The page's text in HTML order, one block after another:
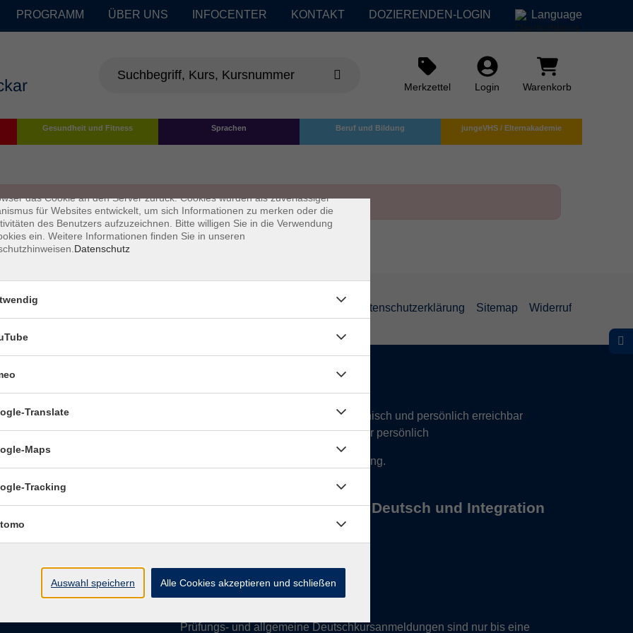
PROGRAMM ÜBER UNS INFOCENTER KONTAKT DOZIERENDEN-LOGIN Language
Merkzettel Login Warenkorb
Gesundheit und Fitness Sprachen Beruf und Bildung jungeVHS / Elternakademie
Datenschutzerklärung Sitemap Widerruf
Öffnungszeiten:
9–12.30 Uhr telefonisch und persönlich erreichbar
Mo–Do nachmittags:13.30–17 Uhr nur persönlich
Termine für Beratung nach Vereinbarung.
Öffnungszeiten des Büros Deutsch und Integration
Mi9-12 Uhr
Do & Frgeschlossen
Prüfungs- und allgemeine Deutschkursanmeldungen sind nur bis eine
sind kleine Datenmengen, die von einer Website gesendet und vom
das Cookie an den Server zurück. Cookies wurden als zuverlässiger
für Websites entwickelt, um sich Informationen zu merken oder die
des Benutzers aufzuzeichnen. Bitte willigen Sie in die Verwendung
ein. Weitere Informationen finden Sie in unseren
Datenschutz
×
Translate
Maps
Tracking
Auswahl speichern Alle Cookies akzeptieren und schließen